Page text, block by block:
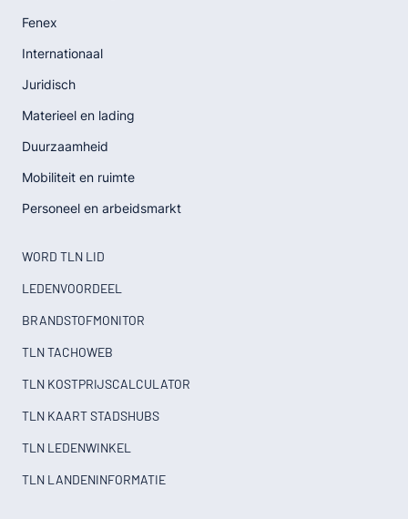
Fenex
Internationaal
Juridisch
Materieel en lading
Duurzaamheid
Mobiliteit en ruimte
Personeel en arbeidsmarkt
WORD TLN LID
LEDENVOORDEEL
BRANDSTOFMONITOR
TLN TACHOWEB
TLN KOSTPRIJSCALCULATOR
TLN KAART STADSHUBS
TLN LEDENWINKEL
TLN LANDENINFORMATIE